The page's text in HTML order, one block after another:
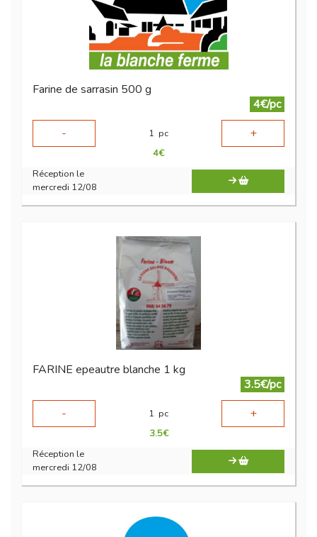
Farine de sarrasin 500 g
4€/pc
-
1 pc +
4€
Réception le
mercredi 12/08
FARINE epeautre blanche 1 kg
3.5€/pc
-
1 pc +
3.5€
Réception le
mercredi 12/08